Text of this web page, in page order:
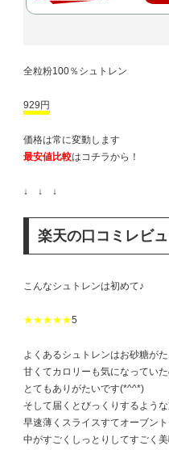
全粒粉100％シュトレン
929円
価格は常に変動します
最安値比較はコチラから！
↓ ↓ ↓
楽天の口コミレビ
こんなシュトレンは初めて♪
★★★★★5
よくあるシュトレンはお砂糖が
甘くてカロリーも気になってい
とてもありがたいです(*^^*)
そして届くとびっくりするよう
早速薄くスライスすてオーブン
中がすごくしっとりしてすごく